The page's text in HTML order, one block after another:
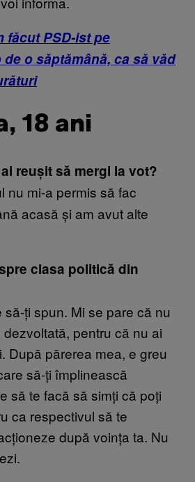
făcut PSD-ist pe
o săptămână, ca să văd
18 ani
reușit să mergi la vot?
nu mi-a permis să fac
acasă și am avut alte
clasa politică din
ți spun. Mi se pare că nu
pentru că nu ai
După părerea mea, e greu
să-ți împlinească
să te facă să simți că poți
ca respectivul să te
după voința ta. Nu